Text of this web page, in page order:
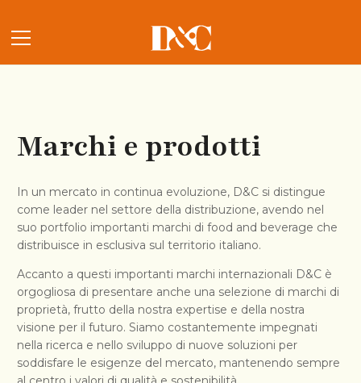
Marchi e prodotti
In un mercato in continua evoluzione, D&C si distingue
come leader nel settore della distribuzione, avendo nel
suo portfolio importanti marchi di food and beverage che
distribuisce in esclusiva sul territorio italiano.
Accanto a questi importanti marchi internazionali D&C è
orgogliosa di presentare anche una selezione di marchi di
proprietà, frutto della nostra expertise e della nostra
visione per il futuro. Siamo costantemente impegnati
nella ricerca e nello sviluppo di nuove soluzioni per
soddisfare le esigenze del mercato, mantenendo sempre